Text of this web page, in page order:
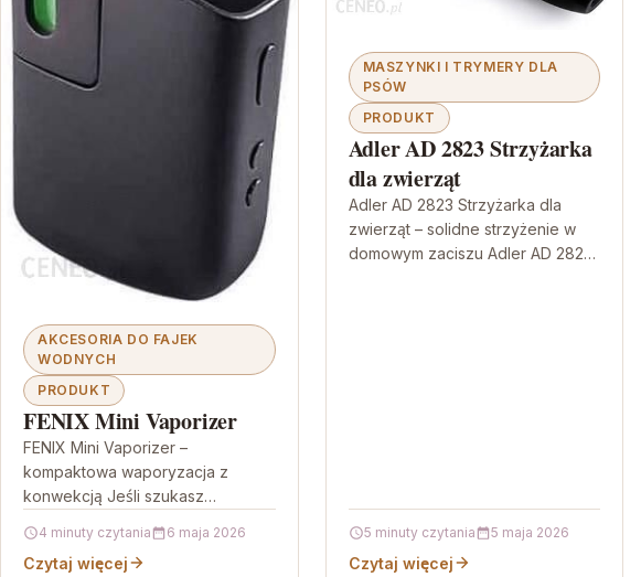
AKCESORIA DO FAJEK
WODNYCH
PRODUKT
FENIX Mini Vaporizer
FENIX Mini Vaporizer –
kompaktowa waporyzacja z
konwekcją Jeśli szukasz
dyskretne i gotowe do działania
niemal od razu, FENIX Mini…
4 minuty czytania 6 maja 2026
Czytaj więcej
MASZYNKI I TRYMERY DLA
PSÓW
PRODUKT
Adler AD 2823 Strzyżarka
dla zwierząt
Adler AD 2823 Strzyżarka dla
zwierząt – solidne strzyżenie w
domowym zaciszu Adler AD 2823
5 minuty czytania 5 maja 2026
Czytaj więcej